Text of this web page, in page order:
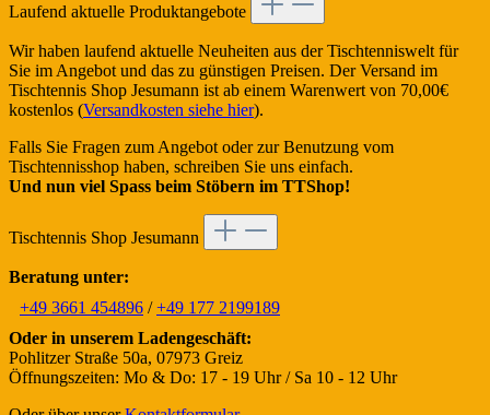
Laufend aktuelle Produktangebote
Wir haben laufend aktuelle Neuheiten aus der Tischtenniswelt für
Sie im Angebot und das zu günstigen Preisen. Der Versand im
Tischtennis Shop Jesumann ist ab einem Warenwert von 70,00€
kostenlos (Versandkosten siehe hier).
Falls Sie Fragen zum Angebot oder zur Benutzung vom
Tischtennisshop haben, schreiben Sie uns einfach.
Und nun viel Spass beim Stöbern im TTShop!
Tischtennis Shop Jesumann
Beratung unter:
+49 3661 454896 /+49 177 2199189
Oder in unserem Ladengeschäft:
Pohlitzer Straße 50a, 07973 Greiz
Öffnungszeiten: Mo & Do: 17 - 19 Uhr / Sa 10 - 12 Uhr